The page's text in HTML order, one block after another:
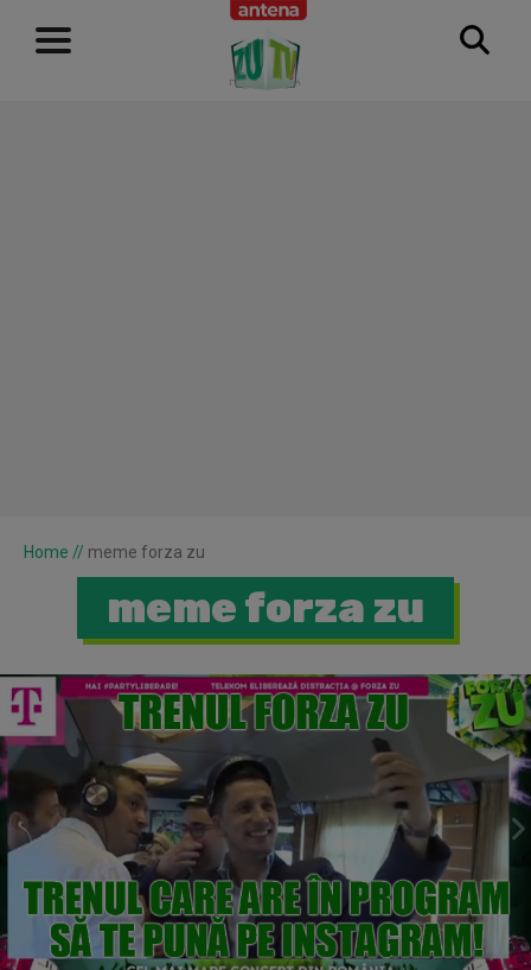
RECLAMĂ
Home // meme forza zu
meme forza zu